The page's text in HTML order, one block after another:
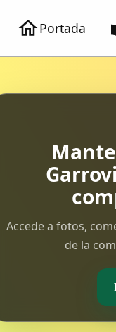
Portada
Accede a fotos,
de la